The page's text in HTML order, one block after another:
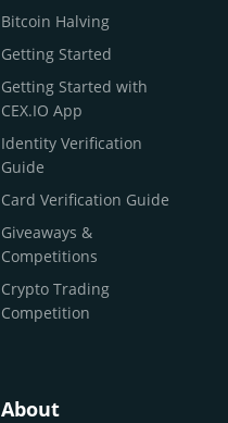
Bitcoin Halving
Getting Started
Getting Started with
CEX.IO App
Identity Verification
Guide
Card Verification Guide
Giveaways &
Competitions
Crypto Trading
Competition
About